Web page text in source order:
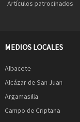
Artículos patrocinados
MEDIOS LOCALES
Albacete
Alcázar de San Juan
Argamasilla
Campo de Criptana